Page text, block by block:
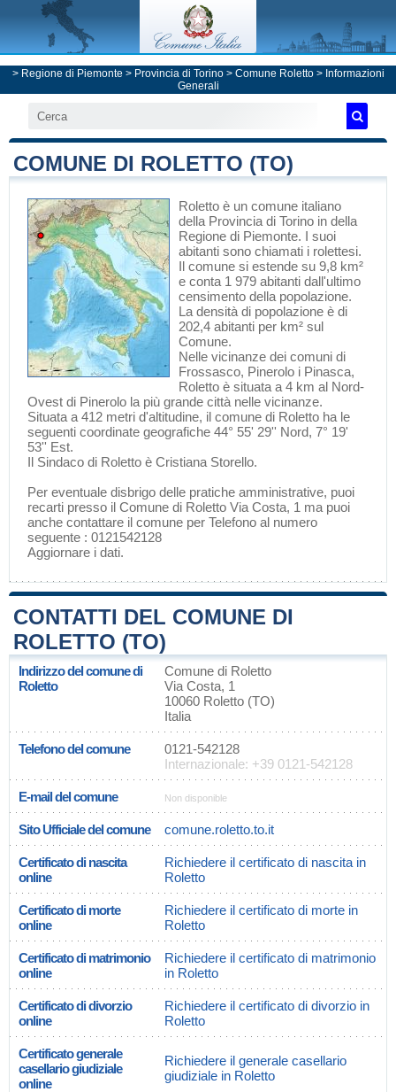
> Regione di Piemonte > Provincia di Torino> Comune Roletto> Informazioni
Generali
COMUNE DI ROLETTO (TO)
Roletto è un comune italiano
della Provincia di Torino in della
Regione di Piemonte. I suoi
abitanti sono chiamati i rolettesi.
Il comune si estende su 9,8 km²
e conta 1 979 abitanti dall'ultimo
censimento della popolazione.
La densità di popolazione è di
202,4 abitanti per km² sul
Comune.
Nelle vicinanze dei comuni di
Frossasco, Pinerolo i Pinasca,
Roletto è situata a 4 km al Nord-
Ovest di Pinerolo la più grande città nelle vicinanze.
Situata a 412 metri d'altitudine, il comune di Roletto ha le
seguenti coordinate geografiche 44° 55' 29'' Nord, 7° 19'
53'' Est.
Il Sindaco di Roletto è Cristiana Storello.
Per eventuale disbrigo delle pratiche amministrative, puoi
recarti presso il Comune di Roletto Via Costa, 1 ma puoi
anche contattare il comune per Telefono al numero
seguente : 0121542128
Aggiornare i dati.
CONTATTI DEL COMUNE DI
ROLETTO (TO)
Indirizzo del comune di
Roletto
Comune di Roletto
Via Costa, 1
10060 Roletto (TO)
Italia
Telefono del comune
0121-542128
Internazionale: +39 0121-542128
E-mail del comune Non disponible
Sito Ufficiale del comune comune.roletto.to.it
Certificato di nascita
online
Richiedere il certificato di nascita in
Roletto
Certificato di morte
online
Richiedere il certificato di morte in
Roletto
Certificato di matrimonio
online
Richiedere il certificato di matrimonio
in Roletto
Certificato di divorzio
online
Richiedere il certificato di divorzio in
Roletto
Certificato generale
casellario giudiziale
online
Richiedere il generale casellario
giudiziale in Roletto